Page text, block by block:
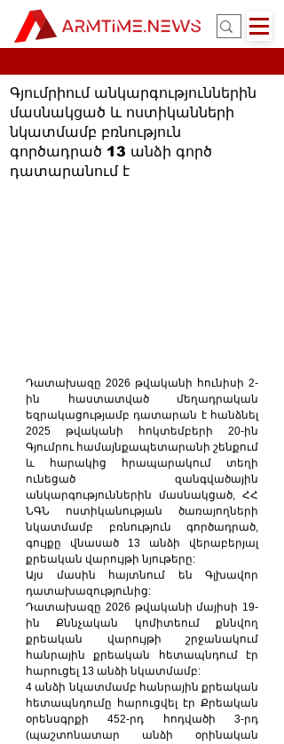
Գյումրիում անկարգություններին
մասնակցած և ոստիկանների
նկատմամբ բռնություն
գործադրած 13 անձի գործ
դատարանում է
Դատախազը 2026 թվականի հունիսի 2-
ին հաստատված մեղադրական
եզրակացությամբ դատարան է հանձնել
2025 թվականի հոկտեմբերի 20-ին
Գյումրու համայնքապետարանի շենքում
և հարակից հրապարակում տեղի
ունեցած զանգվածային
անկարգություններին մասնակցած, ՀՀ
ՆԳՆ ոստիկանության ծառայողների
նկատմամբ բռնություն գործադրած,
գույքը վնասած 13 անձի վերաբերյալ
քրեական վարույթի նյութերը:
Այս մասին հայտնում են Գլխավոր
դատախազությունից:
Դատախազը 2026 թվականի մայիսի 19-
ին Քննչական կոմիտեում քննվող
քրեական վարույթի շրջանակում
հանրային քրեական հետապնդում էր
հարուցել 13 անձի նկատմամբ:
4 անձի նկատմամբ հանրային քրեական
հետապնդումը հարուցվել էր Քրեական
օրենսգրքի 452-րդ հոդվածի 3-րդ
(պաշտոնատար անձի օրինական